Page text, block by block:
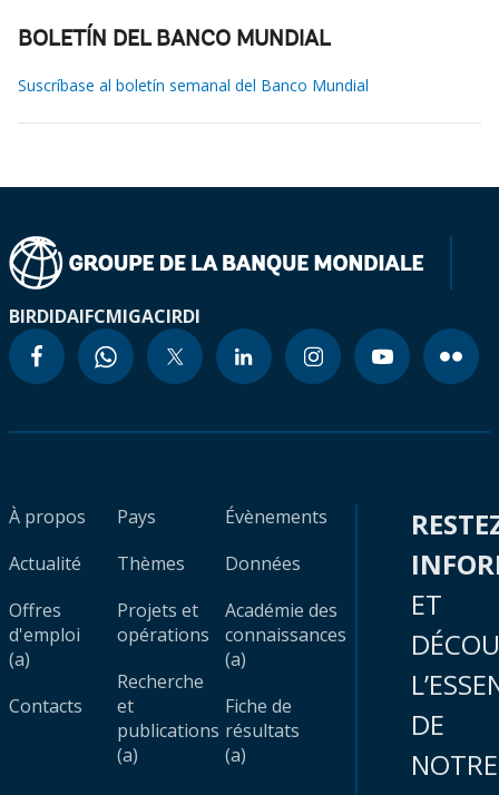
BOLETÍN DEL BANCO MUNDIAL
Suscríbase al boletín semanal del Banco Mundial
BIRDIDAIFCMIGACIRDI
À propos
Actualité
Offres
d'emploi
(a)
Contacts
Pays
Thèmes
Projets et
opérations
Recherche
et
publications
(a)
Évènements
Données
Académie des
connaissances
(a)
Fiche de
résultats
(a)
ET
DE
NOTRE